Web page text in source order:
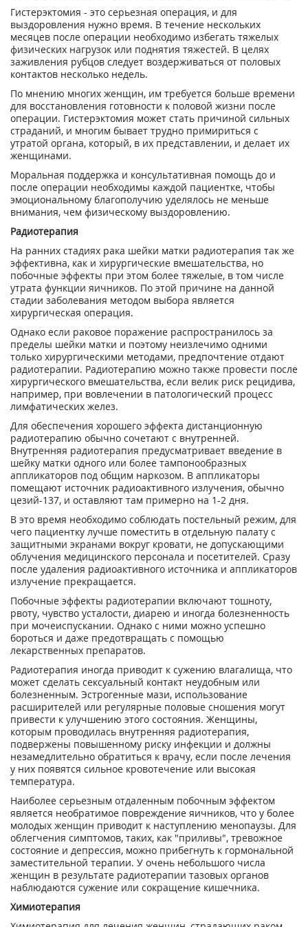
Гистерэктомия - это серьезная операция, и для
выздоровления нужно время. В течение нескольких
месяцев после операции необходимо избегать тяжелых
физических нагрузок или поднятия тяжестей. В целях
заживления рубцов следует воздерживаться от половых
контактов несколько недель.
По мнению многих женщин, им требуется больше времени
для восстановления готовности к половой жизни после
операции. Гистерэктомия может стать причиной сильных
страданий, и многим бывает трудно примириться с
утратой органа, который, в их представлении, и делает их
женщинами.
Моральная поддержка и консультативная помощь до и
после операции необходимы каждой пациентке, чтобы
эмоциональному благополучию уделялось не меньше
внимания, чем физическому выздоровлению.
Радиотерапия
На ранних стадиях рака шейки матки радиотерапия так же
эффективна, как и хирургические вмешательства, но
побочные эффекты при этом более тяжелые, в том числе
утрата функции яичников. По этой причине на данной
стадии заболевания методом выбора является
хирургическая операция.
Однако если раковое поражение распространилось за
пределы шейки матки и поэтому неизлечимо одними
только хирургическими методами, предпочтение отдают
радиотерапии. Радиотерапию можно также провести после
хирургического вмешательства, если велик риск рецидива,
например, при вовлечении в патологический процесс
лимфатических желез.
Для обеспечения хорошего эффекта дистанционную
радиотерапию обычно сочетают с внутренней.
Внутренняя радиотерапия предусматривает введение в
шейку матки одного или более тампонообразных
аппликаторов под общим наркозом. В аппликаторы
помещают источник радиоактивного излучения, обычно
цезий-137, и оставляют там примерно на 1-2 дня.
В это время необходимо соблюдать постельный режим, для
чего пациентку лучше поместить в отдельную палату с
защитными экранами вокруг кровати, не допускающими
облучения медицинского персонала и посетителей. Сразу
после удаления радиоактивного источника и аппликаторов
излучение прекращается.
Побочные эффекты радиотерапии включают тошноту,
рвоту, чувство усталости, диарею и иногда болезненность
при мочеиспускании. Однако с ними можно успешно
бороться и даже предотвращать с помощью
лекарственных препаратов.
Радиотерапия иногда приводит к сужению влагалища, что
может сделать сексуальный контакт неудобным или
болезненным. Эстрогенные мази, использование
расширителей или регулярные половые сношения могут
привести к улучшению этого состояния. Женщины,
которым проводилась внутренняя радиотерапия,
подвержены повышенному риску инфекции и должны
незамедлительно обратиться к врачу, если после лечения
у них появятся сильное кровотечение или высокая
температура.
Наиболее серьезным отдаленным побочным эффектом
является необратимое повреждение яичников, что у более
молодых женщин приводит к наступлению менопаузы. Для
облегчения симптомов, таких, как "приливы", тревожное
состояние и депрессия, можно прибегнуть к гормональной
заместительной терапии. У очень небольшого числа
женщин в результате радиотерапии тазовых органов
наблюдаются сужение или сокращение кишечника.
Химиотерапия